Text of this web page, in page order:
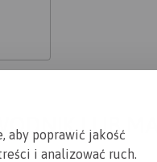
aby poprawić jakość
i analizować ruch.
LUB